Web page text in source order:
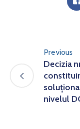
Previous
Decizia
nivelul